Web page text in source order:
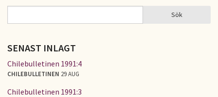
SÖKFORMULÄR Sök
SENAST INLAGT
Chilebulletinen 1991:4
CHILEBULLETINEN 29 AUG
Chilebulletinen 1991:3